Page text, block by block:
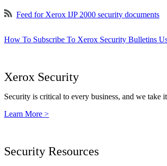
Feed for Xerox IJP 2000 security documents
How To Subscribe To Xerox Security Bulletins
Xerox Security
Security is critical to every business, and we take
Learn More >
Security Resources